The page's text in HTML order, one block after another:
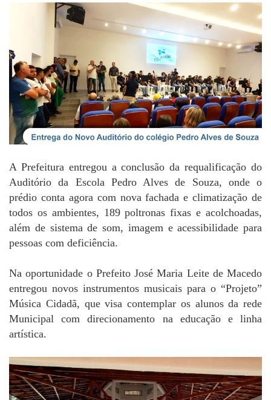
A Prefeitura entregou a conclusão da requalificação do
Auditório da Escola Pedro Alves de Souza, onde o
prédio conta agora com nova fachada e climatização de
todos os ambientes, 189 poltronas fixas e acolchoadas,
além de sistema de som, imagem e acessibilidade para
pessoas com deficiência.
Na oportunidade o Prefeito José Maria Leite de Macedo
entregou novos instrumentos musicais para o “Projeto”
Música Cidadã, que visa contemplar os alunos da rede
Municipal com direcionamento na educação e linha
artística.